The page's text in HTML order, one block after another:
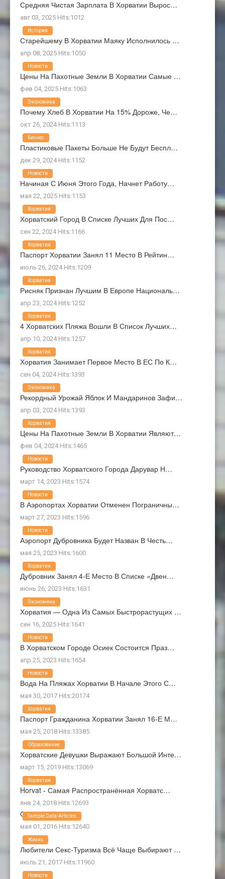
Средняя Чистая Зарплата В Хорватии Вырос…
авг 03, 2025 Hits:1012
Старейшему В Хорватии Маяку Исполнилось …
апр 08, 2025 Hits:1050
История
Цены На Пахотные Земли В Хорватии Самые …
фев 04, 2025 Hits:1063
Новости
Почему Хлеб В Хорватии На 15% Дороже, Че…
окт 26, 2024 Hits:1113
Экономика
Пластиковые Пакеты Больше Не Будут Беспл…
дек 29, 2024 Hits:1152
Бизнес
Начиная С Июня Этого Года, Начнет Работу…
мая 22, 2025 Hits:1153
Новости
Хорватский Город В Списке Лучших Для Пос…
сен 22, 2024 Hits:1166
Хорватия
Паспорт Хорватии Занял 11 Место В Рейтин…
июль 26, 2024 Hits:1209
Хорватия
Рисняк Признан Лучшим В Европе Националь…
апр 23, 2024 Hits:1252
Хорватия
4 Хорватских Пляжа Вошли В Список Лучших…
апр 10, 2024 Hits:1257
Хорватия
Хорватия Занимает Первое Место В ЕС По К…
сен 04, 2024 Hits:1393
Хорватия
Рекордный Урожай Яблок И Мандаринов Зафи…
апр 03, 2024 Hits:1393
Экономика
Цены На Пахотные Земли В Хорватии Являют…
фев 04, 2024 Hits:1465
Хорватия
Руководство Хорватского Города Дарувар Н…
март 14, 2023 Hits:1574
Новости
В Аэропортах Хорватии Отменен Пограничны…
март 27, 2023 Hits:1596
Новости
Аэропорт Дубровника Будет Назван В Честь…
мая 25, 2023 Hits:1600
Новости
Дубровник Занял 4-Е Место В Списке «Двен…
июнь 26, 2023 Hits:1631
Хорватия
Хорватия — Одна Из Самых Быстрорастущих …
сен 16, 2025 Hits:1641
Экономика
В Хорватском Городе Осиек Состоится Праз…
апр 25, 2023 Hits:1654
Новости
Вода На Пляжах Хорватии В Начале Этого С…
мая 30, 2017 Hits:20174
Новости
Паспорт Гражданина Хорватии Занял 16-Е М…
мая 25, 2018 Hits:13385
Хорватия
Хорватские Девушки Выражают Большой Инте…
март 15, 2019 Hits:13069
Образование
Horvat - Самая Распространённая Хорватс…
янв 24, 2018 Hits:12693
Хорватия
О Нас
мая 01, 2016 Hits:12640
Sample Data-Articles
Любители Секс-Туризма Всё Чаще Выбирают …
июль 21, 2017 Hits:11960
Жизнь
Новости